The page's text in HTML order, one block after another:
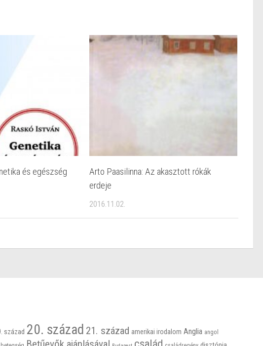
és egészség
Arto Paasilinna: Az akasztott rókák
erdeje
2016.11.02.
század 20. század 21. század amerikai irodalom Anglia angol